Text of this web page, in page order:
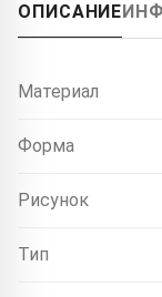
ОПИСАНИЕ
Материал
Форма
Рисунок
Тип